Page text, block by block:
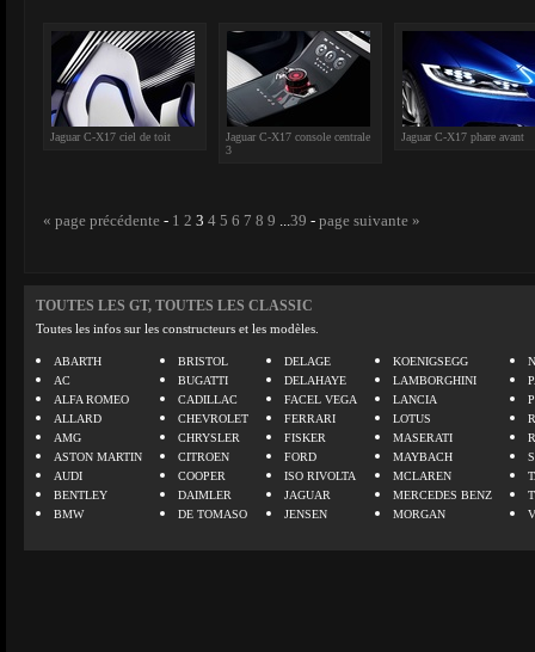
Jaguar C-X17 ciel de toit
Jaguar C-X17 console centrale
3
Jaguar C-X17 phare avant
« page précédente - 1 2 3 4 5 6 7 8 9 ...39 - page suivante »
TOUTES LES GT, TOUTES LES CLASSIC
Toutes les infos sur les constructeurs et les modèles.
ABARTH
AC
ALFA ROMEO
ALLARD
AMG
ASTON MARTIN
AUDI
BENTLEY
BMW
BRISTOL
BUGATTI
CADILLAC
CHEVROLET
CHRYSLER
CITROEN
COOPER
DAIMLER
DE TOMASO
DELAGE
DELAHAYE
FACEL VEGA
FERRARI
FISKER
FORD
ISO RIVOLTA
JAGUAR
JENSEN
KOENIGSEGG
LAMBORGHINI
LANCIA
LOTUS
MASERATI
MAYBACH
MCLAREN
MERCEDES BENZ
MORGAN